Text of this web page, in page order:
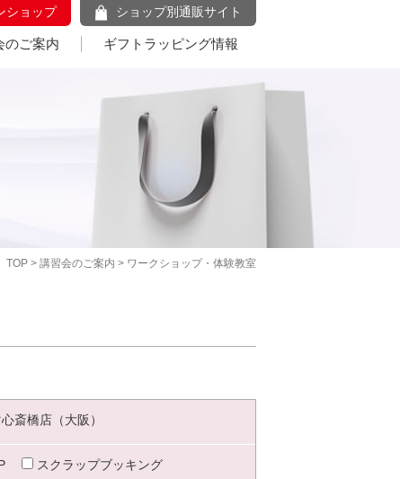
ショップ ショップ別通販サイト
のご案内 ギフトラッピング情報
TOP > 講習会のご案内 > ワークショップ・体験教室
斎橋店（大阪）
スクラップブッキング